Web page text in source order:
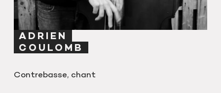
ADRIEN
COULOMB
Contrebasse, chant